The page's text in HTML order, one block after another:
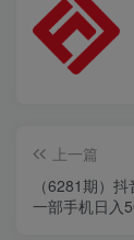
上一篇
（6281期）
一部手机日入